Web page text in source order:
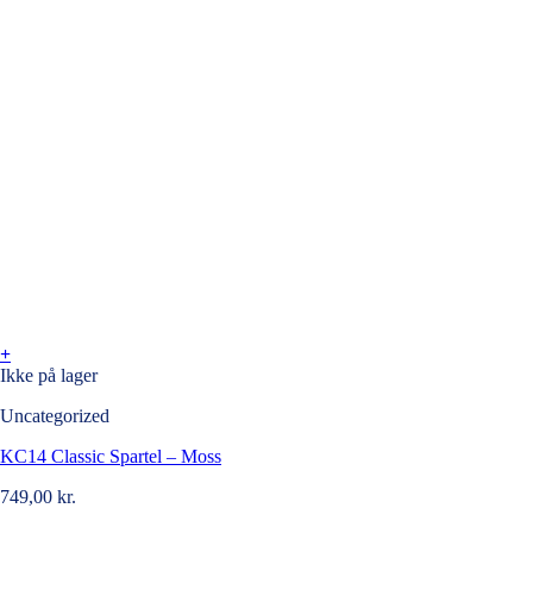
+
Ikke på lager
Uncategorized
KC14 Classic Spartel – Moss
749,00 kr.